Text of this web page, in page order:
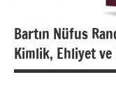
Bartın Nüfus
Kimlik, Ehliyet ve